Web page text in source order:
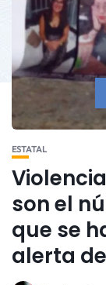
ESTATAL
son el
que se
alerta